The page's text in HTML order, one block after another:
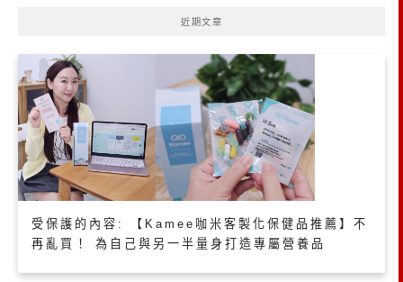
近期文章
受保護的內容: 【Kamee咖米客製化保健品推薦】不
再亂買！ 為自己與另一半量身打造專屬營養品